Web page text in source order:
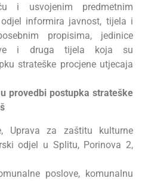
i usvojenim predmetnim
informira javnost, tijela i
propisima, jedinice
i druga tijela koja su
strateške procjene utjecaja
provedbi postupka strateške
Uprava za zaštitu kulturne
odjel u Splitu, Porinova 2,
poslove, komunalnu